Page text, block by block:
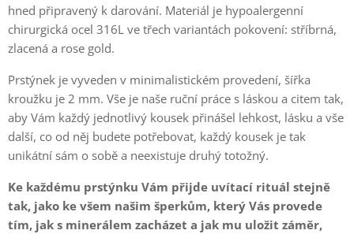
hned připravený k darování. Materiál je hypoalergenní
chirurgická ocel 316L ve třech variantách pokovení: stříbrná,
zlacená a rose gold.
Prstýnek je vyveden v minimalistickém provedení, šířka
kroužku je 2 mm. Vše je naše ruční práce s láskou a citem tak,
aby Vám každý jednotlivý kousek přinášel lehkost, lásku a vše
další, co od něj budete potřebovat, každý kousek je tak
unikátní sám o sobě a neexistuje druhý totožný.
Ke každému prstýnku Vám přijde uvítací rituál stejně
tak, jako ke všem našim šperkům, který Vás provede
tím, jak s minerálem zacházet a jak mu uložit záměr,